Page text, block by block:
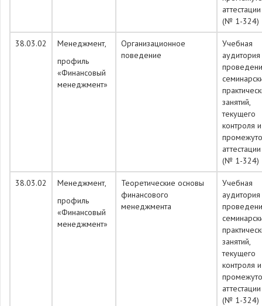
аттестации
(№ 1-324)
38.03.02
Менеджмент,
профиль
«Финансовый
менеджмент»
Организационное
поведение
Учебная
занятий,
текущего
контроля и
аттестации
(№ 1-324)
38.03.02
Менеджмент,
профиль
«Финансовый
менеджмент»
Теоретические основы
финансового
менеджмента
Учебная
занятий,
текущего
контроля и
аттестации
(№ 1-324)